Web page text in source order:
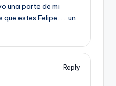
una parte de mi
estes Felipe…… un
Reply